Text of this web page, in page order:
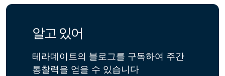
알고 있어
테라데이트의 블로그를 구독하여 주간
통찰력을 얻을 수 있습니다